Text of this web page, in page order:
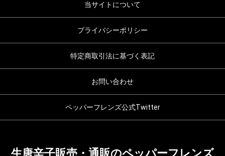
当サイトについて
プライバシーポリシー
特定商取引法に基づく表記
お問い合わせ
ペッパーフレンズ公式Twitter
生唐辛子販売・通販のペッパーフレンズ